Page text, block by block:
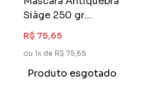
Siàge 250 gr
Acelera o
Crescimento
R$ 75,65
ou 1x de R$ 75,65
Produto esgotado